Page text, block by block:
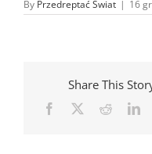
By Przedreptać Świat | 16
Share This
Facebook Reddit